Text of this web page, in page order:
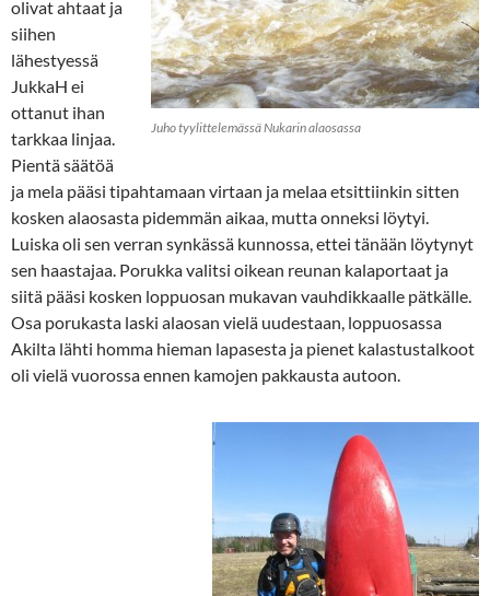
Juho tyylittelemässä Nukarin alaosassa
olivat ahtaat ja
siihen
lähestyessä
JukkaH ei
ottanut ihan
tarkkaa linjaa.
Pientä säätöä
ja mela pääsi tipahtamaan virtaan ja melaa etsittiinkin sitten
kosken alaosasta pidemmän aikaa, mutta onneksi löytyi.
Luiska oli sen verran synkässä kunnossa, ettei tänään löytynyt
sen haastajaa. Porukka valitsi oikean reunan kalaportaat ja
siitä pääsi kosken loppuosan mukavan vauhdikkaalle pätkälle.
Osa porukasta laski alaosan vielä uudestaan, loppuosassa
Akilta lähti homma hieman lapasesta ja pienet kalastustalkoot
oli vielä vuorossa ennen kamojen pakkausta autoon.